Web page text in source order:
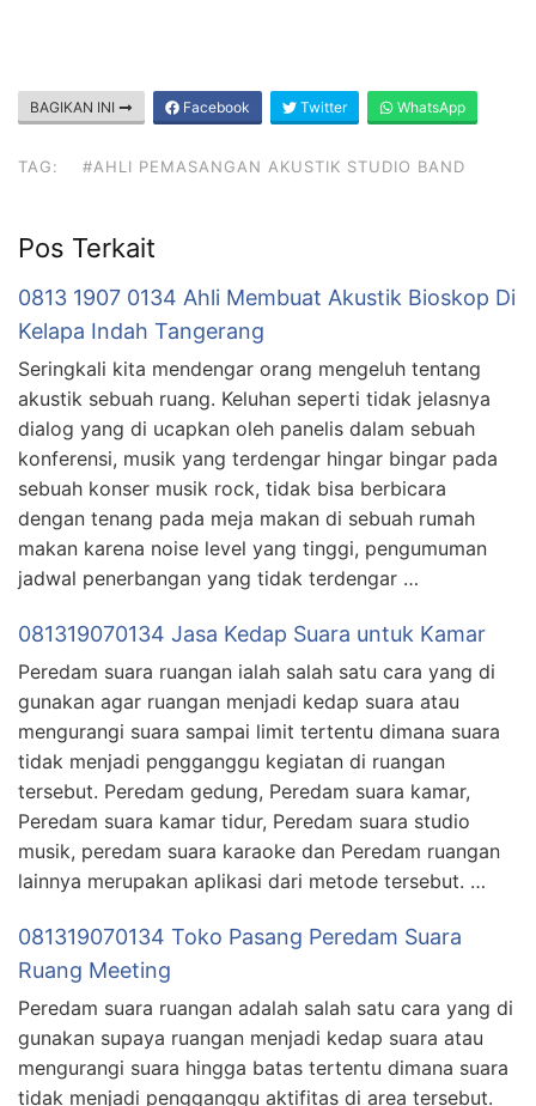
BAGIKAN INI Facebook Twitter WhatsApp
TAG: #AHLI PEMASANGAN AKUSTIK STUDIO BAND
Pos Terkait
0813 1907 0134 Ahli Membuat Akustik Bioskop Di
Kelapa Indah Tangerang
Seringkali kita mendengar orang mengeluh tentang
akustik sebuah ruang. Keluhan seperti tidak jelasnya
dialog yang di ucapkan oleh panelis dalam sebuah
konferensi, musik yang terdengar hingar bingar pada
sebuah konser musik rock, tidak bisa berbicara
dengan tenang pada meja makan di sebuah rumah
makan karena noise level yang tinggi, pengumuman
jadwal penerbangan yang tidak terdengar …
081319070134 Jasa Kedap Suara untuk Kamar
Peredam suara ruangan ialah salah satu cara yang di
gunakan agar ruangan menjadi kedap suara atau
mengurangi suara sampai limit tertentu dimana suara
tidak menjadi pengganggu kegiatan di ruangan
tersebut. Peredam gedung, Peredam suara kamar,
Peredam suara kamar tidur, Peredam suara studio
musik, peredam suara karaoke dan Peredam ruangan
lainnya merupakan aplikasi dari metode tersebut. …
081319070134 Toko Pasang Peredam Suara
Ruang Meeting
Peredam suara ruangan adalah salah satu cara yang di
gunakan supaya ruangan menjadi kedap suara atau
mengurangi suara hingga batas tertentu dimana suara
tidak menjadi pengganggu aktifitas di area tersebut.